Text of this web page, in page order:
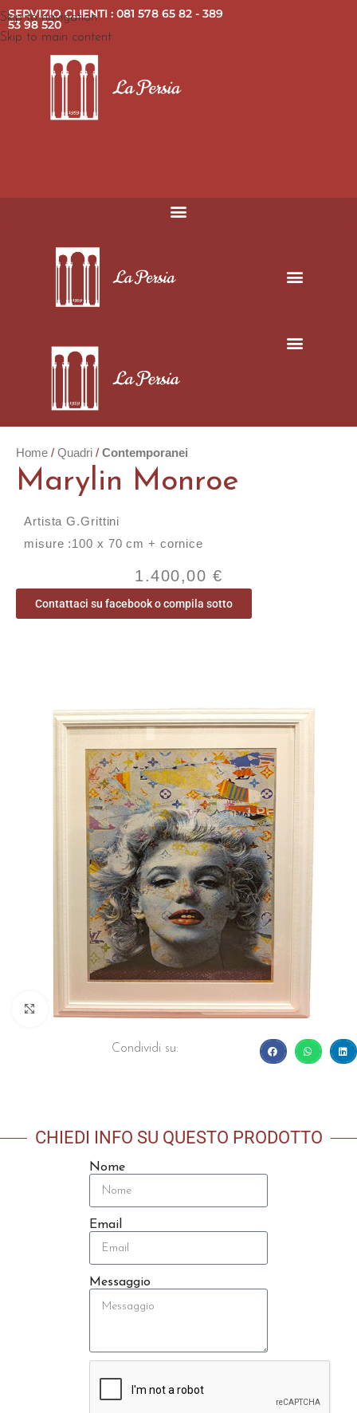
Skip to navigation
Skip to main content
SERVIZIO CLIENTI : 081 578 65 82 - 389
53 98 520
Home Quadri Contemporanei
Marylin Monroe
Artista G.Grittini
misure :100 x 70 cm + cornice
1.400,00 €
Contattaci su facebook o compila sotto
Click to enlarge
Condividi su:
CHIEDI INFO SU QUESTO PRODOTTO
Nome
Email
Messaggio